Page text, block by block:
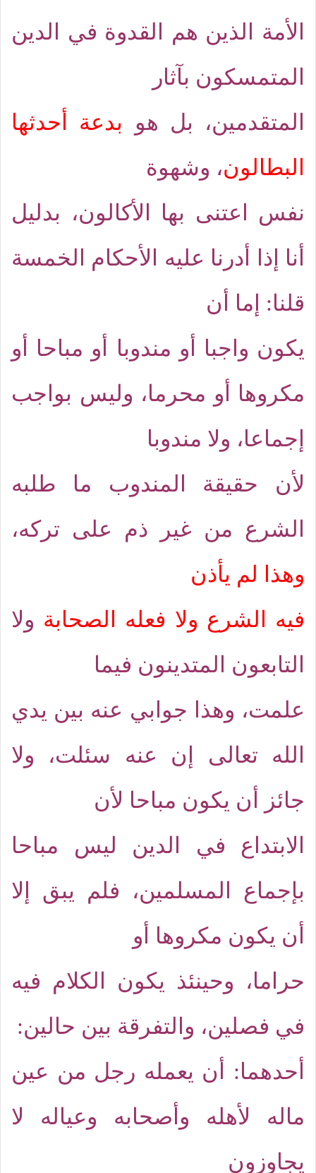
الأمة الذين هم القدوة في الدين
المتمسكون بآثار
المتقدمين، بل هو بدعة أحدثها
البطالون، وشهوة
نفس اعتنى بها الأكالون، بدليل
أنا إذا أدرنا عليه الأحكام الخمسة
قلنا: إما أن
يكون واجبا أو مندوبا أو مباحا أو
مكروها أو محرما، وليس بواجب
إجماعا، ولا مندوبا
لأن حقيقة المندوب ما طلبه
الشرع من غير ذم على تركه،
وهذا لم يأذن
فيه الشرع ولا فعله الصحابة ولا
التابعون المتدينون فيما
علمت، وهذا جوابي عنه بين يدي
الله تعالى إن عنه سئلت، ولا
جائز أن يكون مباحا لأن
الابتداع في الدين ليس مباحا
بإجماع المسلمين، فلم يبق إلا
أن يكون مكروها أو
حراما، وحينئذ يكون الكلام فيه
في فصلين، والتفرقة بين حالين:
أحدهما: أن يعمله رجل من عين
ماله لأهله وأصحابه وعياله لا
يجاوزون